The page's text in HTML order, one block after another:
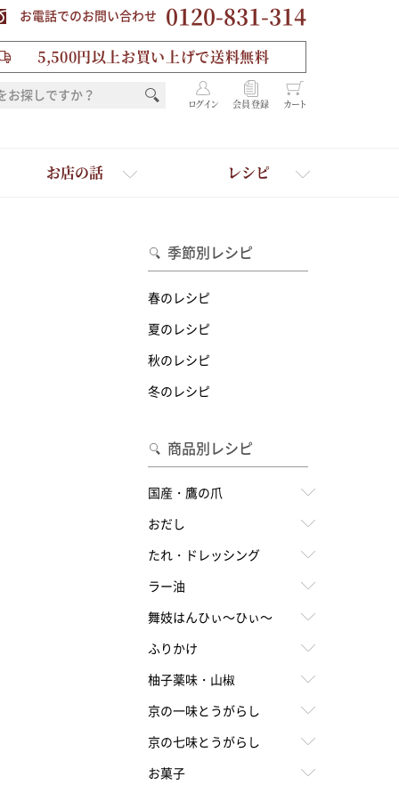
お電話でのお問い合わせ 0120-831-314
5,500円以上お買い上げで送料無料
ログイン 会員登録 カート
せて一味・七味を選ぶ
お店の話 レシピ
季節別レシピ
春のレシピ
夏のレシピ
秋のレシピ
冬のレシピ
商品別レシピ
国産・鷹の爪
おだし
たれ・ドレッシング
ラー油
舞妓はんひぃ～ひぃ～
ふりかけ
柚子薬味・山椒
京の一味とうがらし
京の七味とうがらし
お菓子